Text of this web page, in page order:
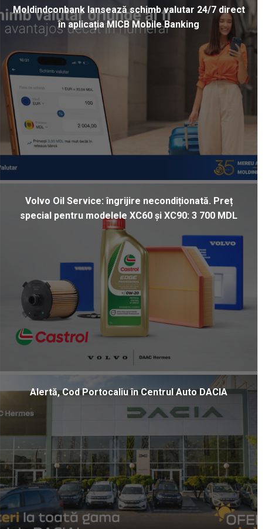
Moldindconbank lansează schimb valutar 24/7 direct
în aplicația MICB Mobile Banking
Volvo Oil Service: îngrijire necondiționată. Preț
special pentru modelele XC60 și XC90: 3 700 MDL
Alertă, Cod Portocaliu în Centrul Auto DACIA